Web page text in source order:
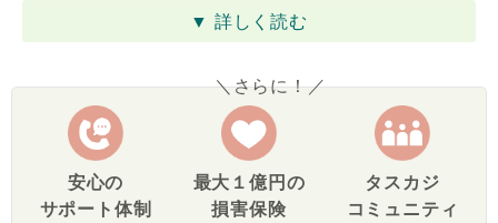
▼ 詳しく読む
＼さらに！／
安心の
サポート体制
最大１億円の
損害保険
タスカジ
コミュニティ